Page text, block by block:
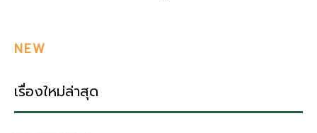
NEW
เรื่องใหม่ล่าสุด